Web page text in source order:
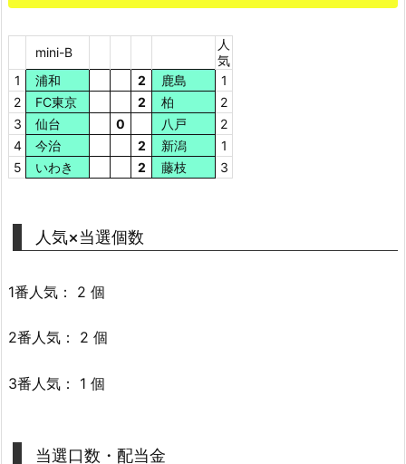
mini-B
人
気
1
浦和 2 鹿島
1
2
FC東京 2 柏
2
3
仙台 0 八戸
2
4
今治 2 新潟
1
5
いわき 2 藤枝 3
人気×当選個数
1番人気： 2 個
2番人気： 2 個
3番人気： 1 個
当選口数・配当金